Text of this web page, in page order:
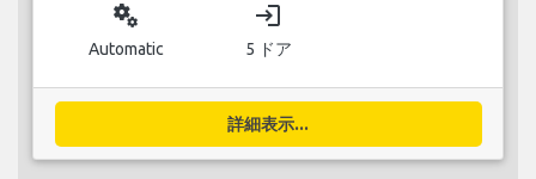
miscellaneous_services
Automatic
login
5 ドア
詳細表示...